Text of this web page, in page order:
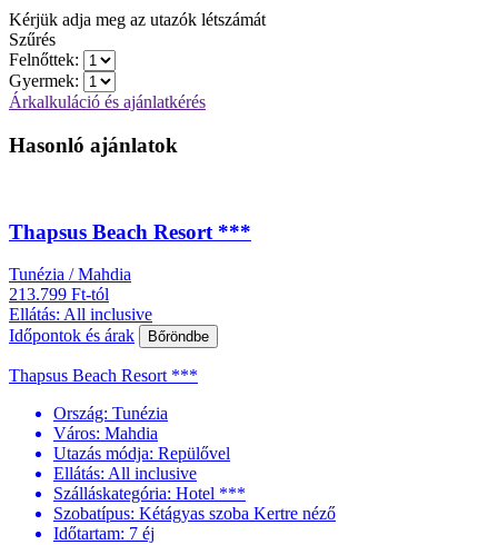
Kérjük adja meg az utazók létszámát
Szűrés
Felnőttek:
Gyermek:
Árkalkuláció és ajánlatkérés
Hasonló ajánlatok
Thapsus Beach Resort ***
Tunézia / Mahdia
213.799 Ft-tól
Ellátás: All inclusive
Időpontok és árak
Bőröndbe
Thapsus Beach Resort ***
Ország: Tunézia
Város: Mahdia
Utazás módja: Repülővel
Ellátás: All inclusive
Szálláskategória: Hotel ***
Szobatípus: Kétágyas szoba Kertre néző
Időtartam: 7 éj